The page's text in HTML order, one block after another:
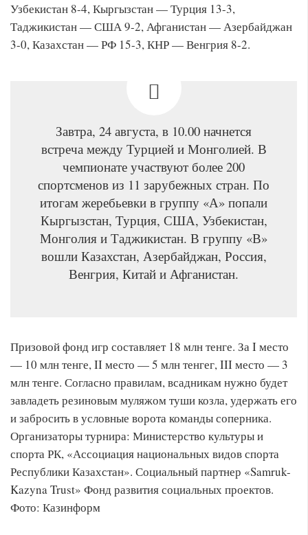
Узбекистан 8-4, Кыргызстан — Турция 13-3,
Таджикистан — США 9-2, Афганистан — Азербайджан
3-0, Казахстан — РФ 15-3, КНР — Венгрия 8-2.
Завтра, 24 августа, в 10.00 начнется
встреча между Турцией и Монголией. В
чемпионате участвуют более 200
спортсменов из 11 зарубежных стран. По
итогам жеребьевки в группу «А» попали
Кыргызстан, Турция, США, Узбекистан,
Монголия и Таджикистан. В группу «В»
вошли Казахстан, Азербайджан, Россия,
Венгрия, Китай и Афганистан.
Призовой фонд игр составляет 18 млн тенге. За I место
— 10 млн тенге, II место — 5 млн тенгег, III место — 3
млн тенге. Согласно правилам, всадникам нужно будет
завладеть резиновым муляжом туши козла, удержать его
и забросить в условные ворота команды соперника.
Организаторы турнира: Министерство культуры и
спорта РК, «Ассоциация национальных видов спорта
Республики Казахстан». Социальный партнер «Samruk-
Kazyna Trust» Фонд развития социальных проектов.
Фото: Казинформ